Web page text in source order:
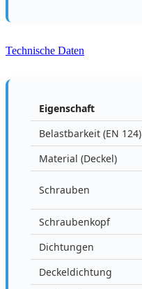
Technische Daten
Eigenschaft
Belastbarkeit (EN 124)
Material (Deckel)
Schrauben
Schraubenkopf
Dichtungen
Deckeldichtung